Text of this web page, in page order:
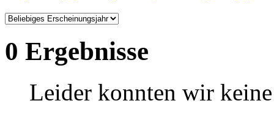
0 Ergebnisse
Leider konnten wir